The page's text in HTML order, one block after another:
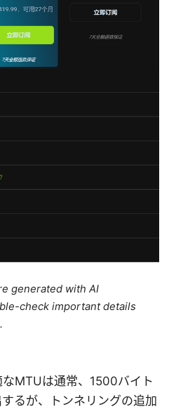
generated with AI
check important details
MTUは通常、1500バイト
るが、トンネリングの追加